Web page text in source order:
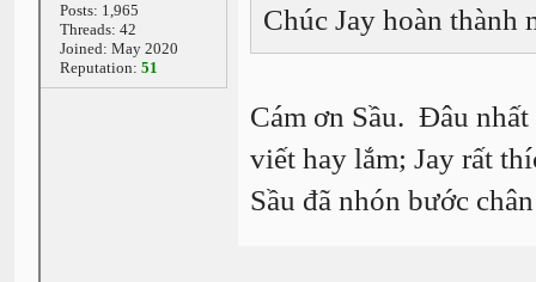
Posts: 1,965
Threads: 42
Joined: May 2020
Reputation: 51
Chúc Jay hoàn thành
Cám ơn Sầu. Đâu
viết hay lắm; Jay rất
Sầu đã nhón bước